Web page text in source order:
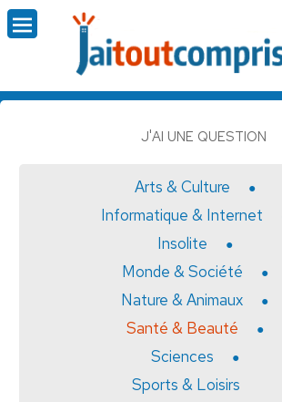
J'AI UNE QUESTION
Arts & Culture
Informatique & Internet
Insolite
Monde & Société
Nature & Animaux
Santé & Beauté
Sciences
Sports & Loisirs